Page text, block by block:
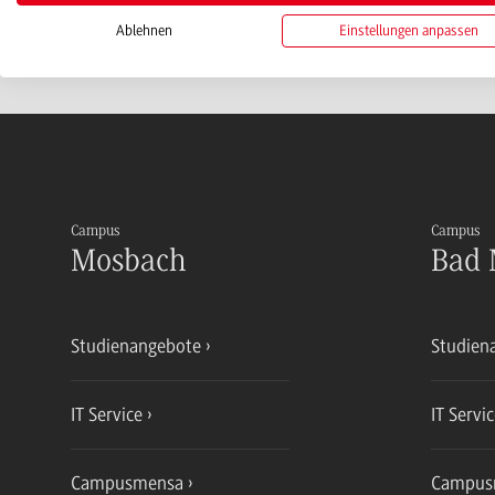
Campus
Mosbach
Studienangebote
IT Service
Campusmensa
Campus
Bad
IT
Ablehnen Einstellungen anpassen